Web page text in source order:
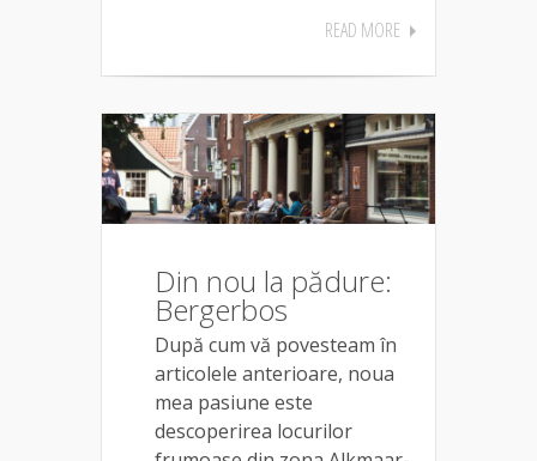
READ MORE
Din nou la pădure:
Bergerbos
După cum vă povesteam în
articolele anterioare, noua
mea pasiune este
descoperirea locurilor